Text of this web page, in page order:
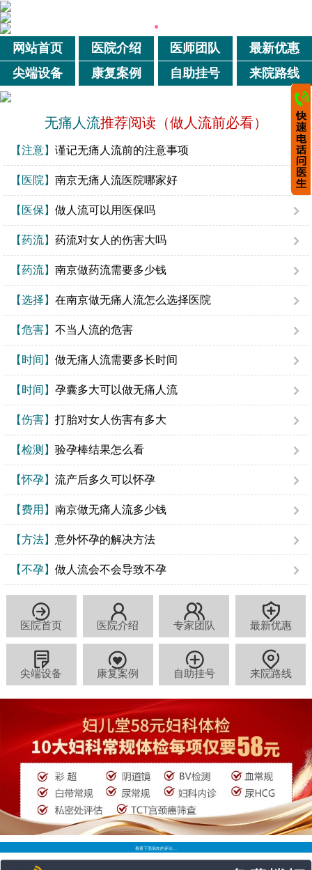
网站首页 医院介绍 医师团队
最新优惠
尖端设备
康复案例 自助挂号 来院路线
无痛人流推荐阅读（做人流前必看）
【注意】 谨记无痛人流前的注意事项
【医院】 南京无痛人流医院哪家好
【医保】 做人流可以用医保吗
【药流】 药流对女人的伤害大吗
【药流】 南京做药流需要多少钱
【选择】 在南京做无痛人流怎么选择医院
【危害】 不当人流的危害
【时间】 做无痛人流需要多长时间
【时间】 孕囊多大可以做无痛人流
【伤害】 打胎对女人伤害有多大
【检测】 验孕棒结果怎么看
【怀孕】 流产后多久可以怀孕
【费用】 南京做无痛人流多少钱
【方法】 意外怀孕的解决方法
【不孕】 做人流会不会导致不孕
医院首页 医院介绍 专家团队 最新优惠
尖端设备 康复案例 自助挂号 来院路线
看看下面病友的评论…